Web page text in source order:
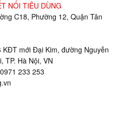
NỐI TIÊU DÙNG
C18, Phường 12, Quận Tân
KĐT mới Đại Kim, đường Nguyễn
TP. Hà Nội, VN
233 253